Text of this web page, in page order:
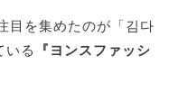
目を集めたのが「김다
いる
『ヨンスファッシ